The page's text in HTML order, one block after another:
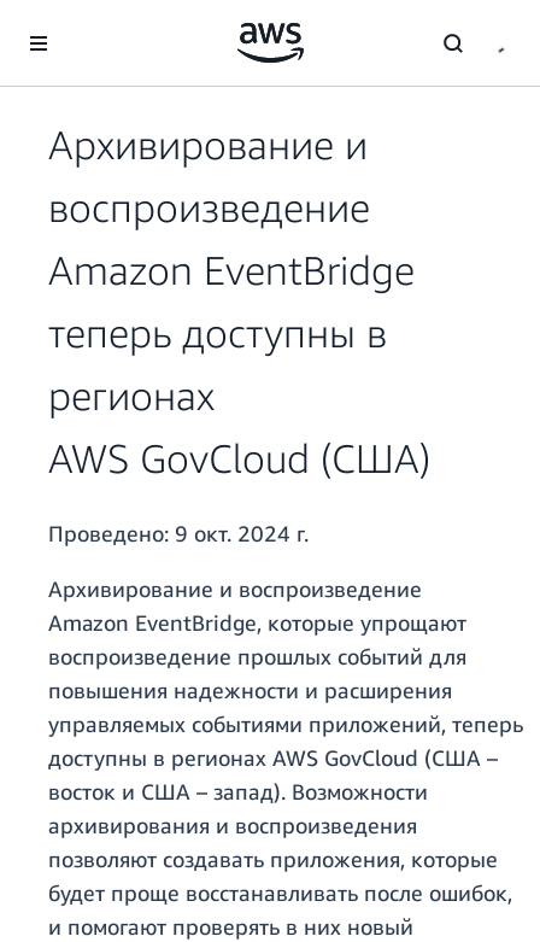
Перейти к главному контенту
Архивирование и
воспроизведение
Amazon EventBridge
теперь доступны в
регионах
AWS GovCloud (США)
Проведено: 9 окт. 2024 г.
Архивирование и воспроизведение
Amazon EventBridge, которые упрощают
воспроизведение прошлых событий для
повышения надежности и расширения
управляемых событиями приложений, теперь
доступны в регионах AWS GovCloud (США –
восток и США – запад). Возможности
архивирования и воспроизведения
позволяют создавать приложения, которые
будет проще восстанавливать после ошибок,
и помогают проверять в них новый